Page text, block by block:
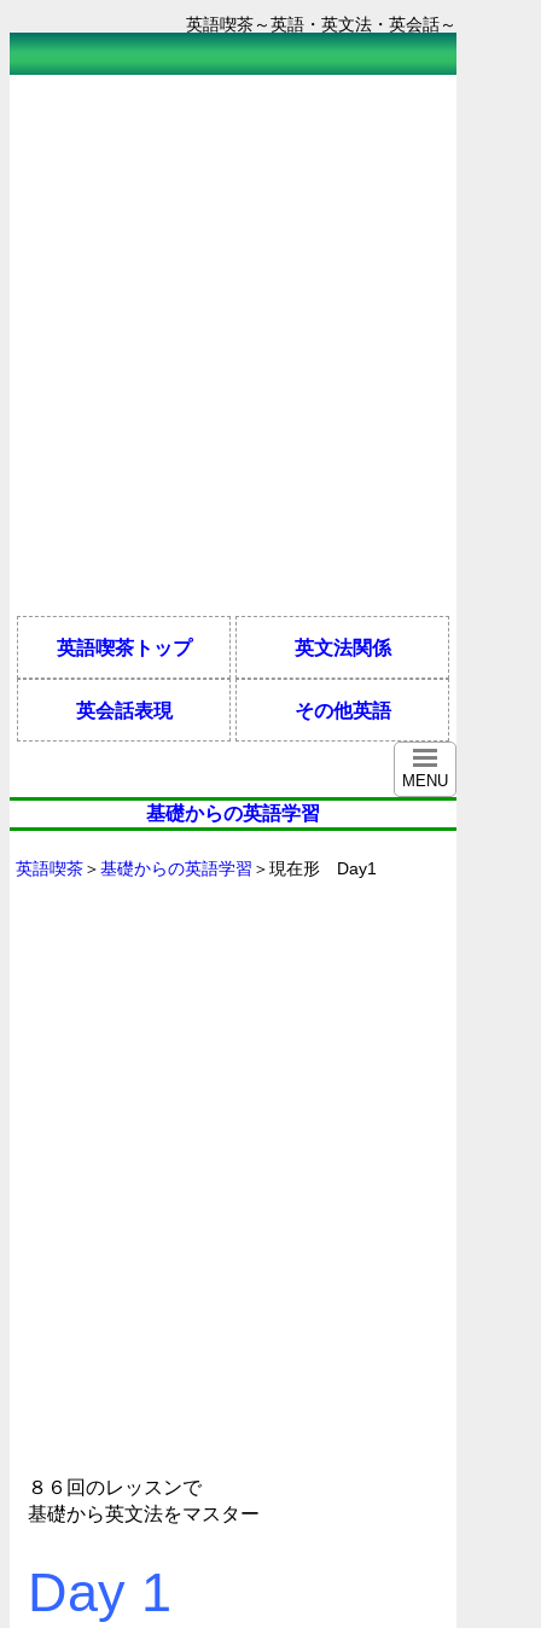
英語喫茶～英語・英文法・英会話～
英語喫茶トップ 英文法関係
英会話表現 その他英語
MENU
基礎からの英語学習
英語喫茶＞基礎からの英語学習 ＞現在形 Day1
８６回のレッスンで
基礎から英文法をマスター
Day 1